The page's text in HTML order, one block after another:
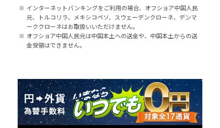
※ インターネットバンキングをご利用の場合、オフショア中国人民
元、トルコリラ、メキシコペソ、スウェーデンクローネ、デンマ
ーククローネはお取扱いいただけません。
※ オフショア中国人民元は中国本土への送金や、中国本土からの送
金受領はできません。